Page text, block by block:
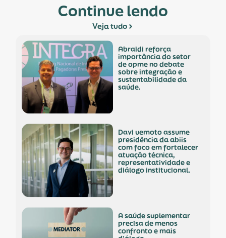
Continue lendo
Veja tudo
abraidi reforça
importância do setor
de opme no debate
sobre integração e
sustentabilidade da
saúde.
davi uemoto assume
presidência da abiis
com foco em fortalecer
atuação técnica,
representatividade e
diálogo institucional.
a saúde suplementar
precisa de menos
confronto e mais